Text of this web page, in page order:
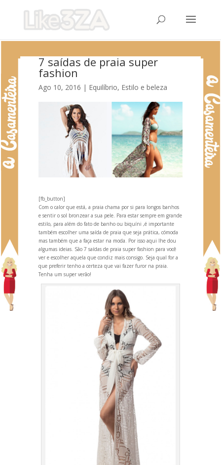
7 saídas de praia super
fashion
Ago 10, 2016 | Equilíbrio, Estilo e beleza
[fb_button]
Com o calor que está, a praia chama por si para longos banhos
e sentir o sol bronzear a sua pele. Para estar sempre em grande
estilo, para além do fato de banho ou biquíni ,é importante
também escolher uma saída de praia que seja prática, cómoda
mas também que a faça estar na moda. Por isso aqui lhe dou
algumas ideias. São 7 saídas de praia super fashion para você
ver e escolher aquela que condiz mais consigo. Seja qual for a
que preferir tenho a certeza que vai fazer furor na praia.
Tenha um super verão!